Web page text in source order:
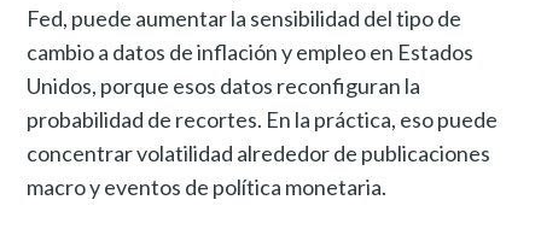
Fed, puede aumentar la sensibilidad del tipo de
cambio a datos de inflación y empleo en Estados
Unidos, porque esos datos reconfiguran la
probabilidad de recortes. En la práctica, eso puede
concentrar volatilidad alrededor de publicaciones
macro y eventos de política monetaria.